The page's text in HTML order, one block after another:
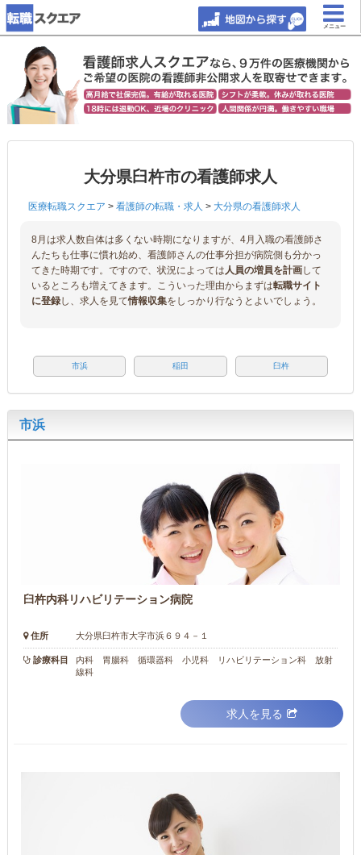
メニュー
大分県臼杵市の看護師求人
医療転職スクエア > 看護師の転職・求人 > 大分県の看護師求人
8月は求人数自体は多くない時期になりますが、4月入職の看護師さ
んたちも仕事に慣れ始め、看護師さんの仕事分担が病院側も分かっ
てきた時期です。ですので、状況によっては人員の増員を計画して
いるところも増えてきます。こういった理由からまずは転職サイト
に登録し、求人を見て情報収集をしっかり行なうとよいでしょう。
市浜 稲田 臼杵
市浜
臼杵内科リハビリテーション病院
住所 大分県臼杵市大字市浜６９４－１
診療科目
内科 胃腸科 循環器科 小児科 リハビリテーション科 放射
線科
求人を見る